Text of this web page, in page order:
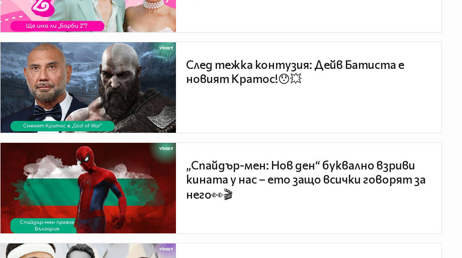
След тежка контузия: Дейв Батиста е
новият Кратос!😯💥
„Спайдър-мен: Нов ден“ буквално взриви
кината у нас – ето защо всички говорят за
него👀🎬